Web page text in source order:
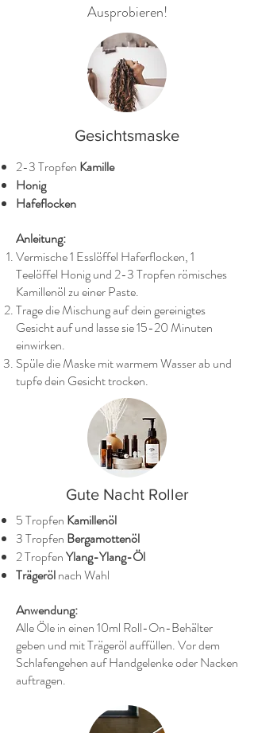
Ausprobieren!
Gesichtsmaske
2-3 Tropfen Kamille
Honig
Hafeflocken
Anleitung:
Vermische 1 Esslöffel Haferflocken, 1
Teelöffel Honig und 2-3 Tropfen römisches
Kamillenöl zu einer Paste.
Trage die Mischung auf dein gereinigtes
Gesicht auf und lasse sie 15-20 Minuten
einwirken.
Spüle die Maske mit warmem Wasser ab und
tupfe dein Gesicht trocken.
Gute Nacht Roller
5 Tropfen Kamillenöl
3 Tropfen Bergamottenöl
2 TropfenYlang-Ylang-Öl
Trägerölnach Wahl
Anwendung:
Alle Öle in einen 10ml Roll-On-Behälter
geben und mit Trägeröl auffüllen. Vor dem
Schlafengehen auf Handgelenke oder Nacken
auftragen.